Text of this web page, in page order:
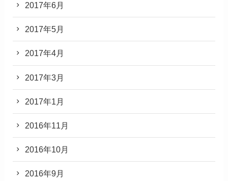
2017年6月
2017年5月
2017年4月
2017年3月
2017年1月
2016年11月
2016年10月
2016年9月